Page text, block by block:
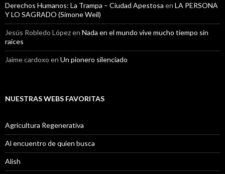
Derechos Humanos: La Trampa – Ciudad Apestosa en LA PERSONA
Y LO SAGRADO (Simone Weil)
Jesús Robledo Lópezen Nada en el mundo vive mucho tiempo sin
raíces
Jaime cardoxo en Un pionero silenciado
NUESTRAS WEBS FAVORITAS
Agricultura Regenerativa
Al encuentro de quien busca
Alish